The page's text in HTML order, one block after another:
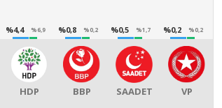
%4,4 %6,9
HDP
%0,8 %0,2
BBP
%0,5 %1,7
SAADET
%0,2 %0,2
VP